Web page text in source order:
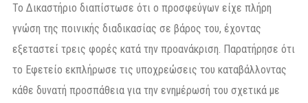
Το Δικαστήριο διαπίστωσε ότι ο προσφεύγων είχε πλήρη
γνώση της ποινικής διαδικασίας σε βάρος του, έχοντας
εξεταστεί τρεις φορές κατά την προανάκριση. Παρατήρησε ότι
το Εφετείο εκπλήρωσε τις υποχρεώσεις του καταβάλλοντας
κάθε δυνατή προσπάθεια για την ενημέρωσή του σχετικά με